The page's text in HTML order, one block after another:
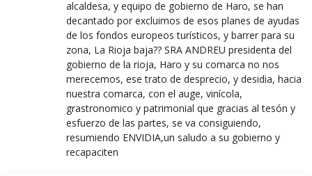
alcaldesa, y equipo de gobierno de Haro, se han
decantado por excluimos de esos planes de ayudas
de los fondos europeos turísticos, y barrer para su
zona, La Rioja baja?? SRA ANDREU presidenta del
gobierno de la rioja, Haro y su comarca no nos
merecemos, ese trato de desprecio, y desidia, hacia
nuestra comarca, con el auge, vinícola,
grastronomico y patrimonial que gracias al tesón y
esfuerzo de las partes, se va consiguiendo,
resumiendo ENVIDIA,un saludo a su gobierno y
recapaciten